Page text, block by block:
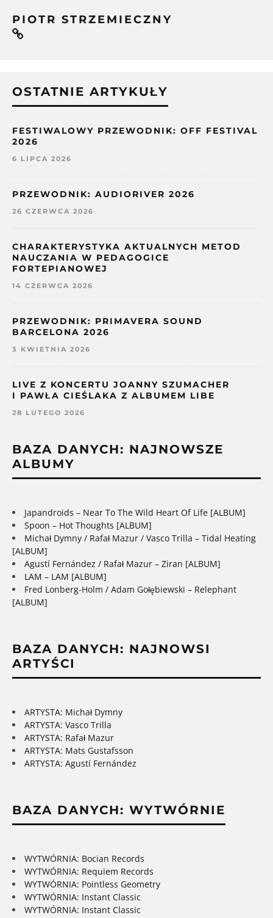
PIOTR STRZEMIECZNY
OSTATNIE ARTYKUŁY
FESTIWALOWY PRZEWODNIK: OFF FESTIVAL
2026
6 LIPCA 2026
PRZEWODNIK: AUDIORIVER 2026
26 CZERWCA 2026
CHARAKTERYSTYKA AKTUALNYCH METOD
NAUCZANIA W PEDAGOGICE
FORTEPIANOWEJ
14 CZERWCA 2026
PRZEWODNIK: PRIMAVERA SOUND
BARCELONA 2026
3 KWIETNIA 2026
LIVE Z KONCERTU JOANNY SZUMACHER
I PAWŁA CIEŚLAKA Z ALBUMEM LIBE
28 LUTEGO 2026
BAZA DANYCH: NAJNOWSZE
ALBUMY
Japandroids – Near To The Wild Heart Of Life [ALBUM]
Spoon – Hot Thoughts [ALBUM]
Michał Dymny / Rafał Mazur / Vasco Trilla – Tidal Heating
[ALBUM]
Agustí Fernández / Rafał Mazur – Ziran [ALBUM]
LAM – LAM [ALBUM]
Fred Lonberg-Holm / Adam Gołębiewski – Relephant
[ALBUM]
BAZA DANYCH: NAJNOWSI
ARTYŚCI
ARTYSTA: Michał Dymny
ARTYSTA: Vasco Trilla
ARTYSTA: Rafał Mazur
ARTYSTA: Mats Gustafsson
ARTYSTA: Agustí Fernández
BAZA DANYCH: WYTWÓRNIE
WYTWÓRNIA: Bocian Records
WYTWÓRNIA: Requiem Records
WYTWÓRNIA: Pointless Geometry
WYTWÓRNIA: Instant Classic
WYTWÓRNIA: Instant Classic